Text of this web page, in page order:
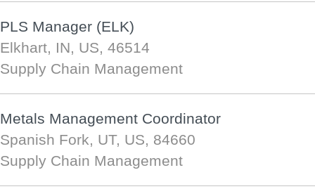
PLS Manager (ELK)
Elkhart, IN, US, 46514
Supply Chain Management
Metals Management Coordinator
Spanish Fork, UT, US, 84660
Supply Chain Management